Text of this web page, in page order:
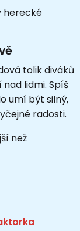
herecké
tolik diváků
lidmi. Spíš
umí být silný,
radosti.
než